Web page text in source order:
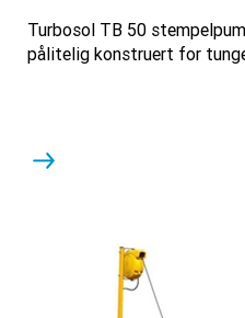
Turbosol TB 50
pålitelig konstruert for